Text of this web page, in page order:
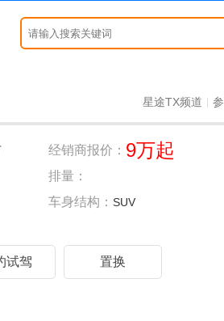
星途TX频道
经销商报价： 9万起
排量：
车身结构： SUV
试驾 置换